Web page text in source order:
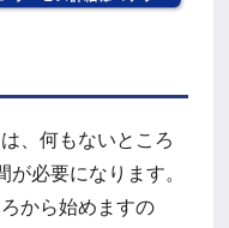
、何もないところ
必要になります。
から始めますの